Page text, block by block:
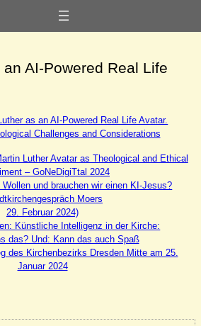
2024
AI-Powered Real Life
as an AI-Powered Real Life Avatar.
Challenges and Considerations
Luther Avatar as Theological and Ethical
– GoNeDigiTtal 2024
Wollen und brauchen wir einen KI-Jesus?
Moers
29. Februar 2024)
Künstliche Intelligenz in der Kirche:
das? Und: Kann das auch Spaß
des Kirchenbezirks Dresden Mitte am 25.
Januar 2024